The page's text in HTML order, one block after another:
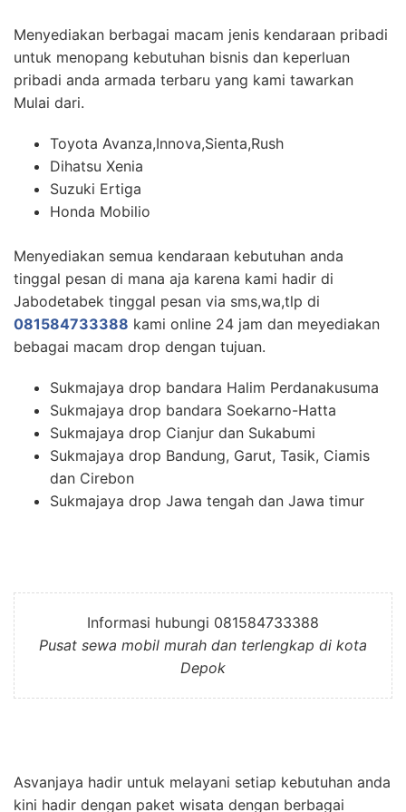
Menyediakan berbagai macam jenis kendaraan pribadi
untuk menopang kebutuhan bisnis dan keperluan
pribadi anda armada terbaru yang kami tawarkan
Mulai dari.
Toyota Avanza,Innova,Sienta,Rush
Dihatsu Xenia
Suzuki Ertiga
Honda Mobilio
Menyediakan semua kendaraan kebutuhan anda
tinggal pesan di mana aja karena kami hadir di
Jabodetabek tinggal pesan via sms,wa,tlp di
081584733388 kami online 24 jam dan meyediakan
bebagai macam drop dengan tujuan.
Sukmajaya drop bandara Halim Perdanakusuma
Sukmajaya drop bandara Soekarno-Hatta
Sukmajaya drop Cianjur dan Sukabumi
Sukmajaya drop Bandung, Garut, Tasik, Ciamis
dan Cirebon
Sukmajaya drop Jawa tengah dan Jawa timur
Informasi hubungi 081584733388
Pusat sewa mobil murah dan terlengkap di kota
Depok
Asvanjaya hadir untuk melayani setiap kebutuhan anda
kini hadir dengan paket wisata dengan berbagai